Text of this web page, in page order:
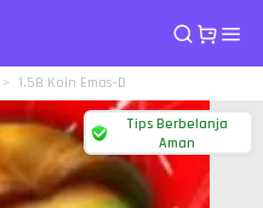
1.5B Koin Emas-D
Tips Berbelanja
Aman